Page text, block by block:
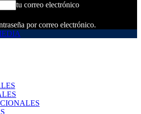
tu correo electrónico
por correo electrónico.